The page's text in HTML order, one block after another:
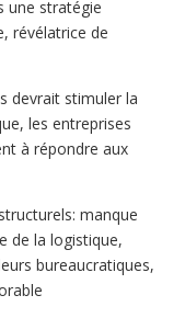
une stratégie
révélatrice de
devrait stimuler la
les entreprises
à répondre aux
manque
de la logistique,
bureaucratiques,